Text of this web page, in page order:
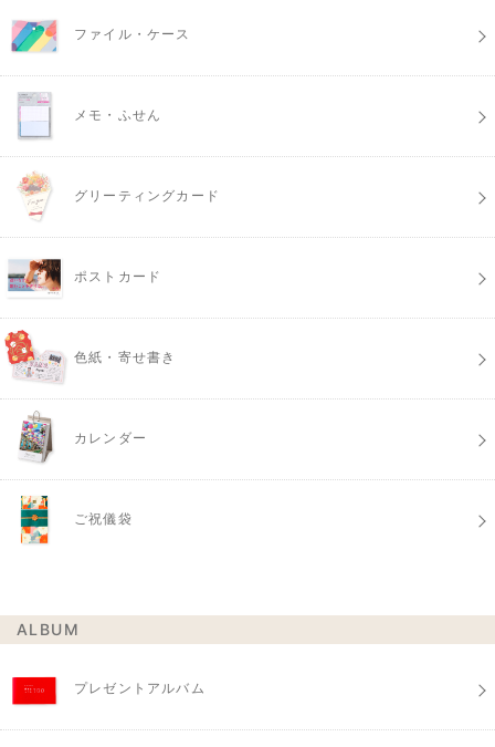
ファイル・ケース
メモ・ふせん
グリーティングカード
ポストカード
色紙・寄せ書き
カレンダー
ご祝儀袋
ALBUM
プレゼントアルバム